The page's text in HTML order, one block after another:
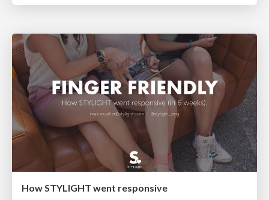
How STYLIGHT went responsive